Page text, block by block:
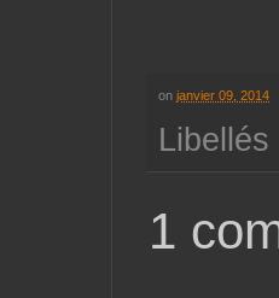
on janvier 09, 2014
1